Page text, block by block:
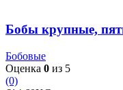
Бобы крупные,
Бобовые
Оценка 0 из 5
(0)